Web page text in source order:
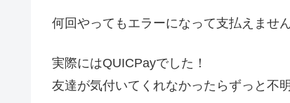
何回やってもエラーになって支払えません
実際にはQUICPayでした！
友達が気付いてくれなかったらずっと不